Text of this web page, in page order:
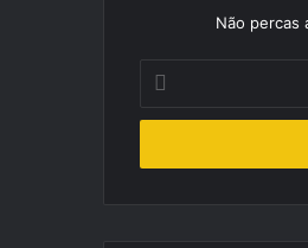
Não percas
Indique
seu
de